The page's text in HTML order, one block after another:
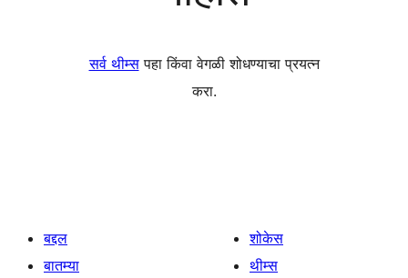
सर्व थीम्सपहा किंवा वेगळी शोधण्याचा प्रयत्न
करा.
बद्दल
बातम्या
शोकेस
थीम्स